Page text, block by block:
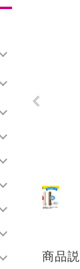
商品